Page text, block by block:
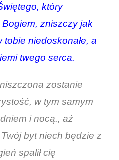
który
zniszczy jak
niedoskonałe, a
twego serca.
zostanie
w tym samym
i nocą., aż
byt niech będzie z
spalił cię